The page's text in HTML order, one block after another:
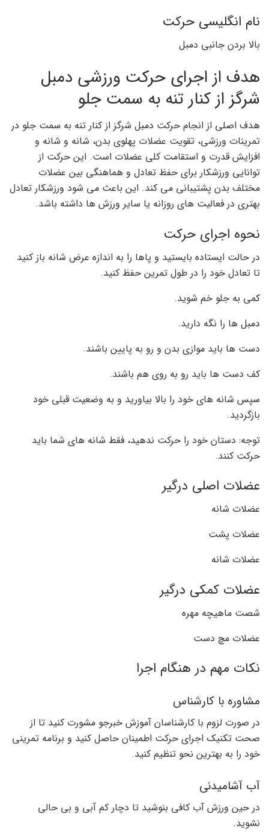
نام انگلیسی حرکت
بالا بردن جانبی دمبل
هدف از اجرای حرکت ورزشی دمبل
شرگز از کنار تنه به سمت جلو
هدف اصلی از انجام حرکت دمبل شرگز از کنار تنه به سمت جلو در
تمرینات ورزشی، تقویت عضلات پهلوی بدن، شانه و شانه و
افزایش قدرت و استقامت کلی عضلات است. این حرکت از
توانایی ورزشکار برای حفظ تعادل و هماهنگی بین عضلات
مختلف بدن پشتیبانی می کند. این باعث می شود ورزشکار تعادل
بهتری در فعالیت های روزانه یا سایر ورزش ها داشته باشد.
نحوه اجرای حرکت
در حالت ایستاده بایستید و پاها را به اندازه عرض شانه باز کنید
تا تعادل خود را در طول تمرین حفظ کنید.
کمی به جلو خم شوید.
دمبل ها را نگه دارید.
دست ها باید موازی بدن و رو به پایین باشند.
کف دست ها باید رو به روی هم باشند.
سپس شانه های خود را بالا بیاورید و به وضعیت قبلی خود
بازگردید.
توجه: دستان خود را حرکت ندهید، فقط شانه های شما باید
حرکت کنند.
عضلات اصلی درگیر
عضلات شانه
عضلات پشت
عضلات شانه
عضلات کمکی درگیر
شصت ماهیچه مهره
عضلات مچ دست
نکات مهم در هنگام اجرا
مشاوره با کارشناس
در صورت لزوم با کارشناسان آموزش خبرجو مشورت کنید تا از
صحت تکنیک اجرای حرکت اطمینان حاصل کنید و برنامه تمرینی
خود را به بهترین نحو تنظیم کنید.
آب آشامیدنی
در حین ورزش آب کافی بنوشید تا دچار کم آبی و بی حالی
نشوید.